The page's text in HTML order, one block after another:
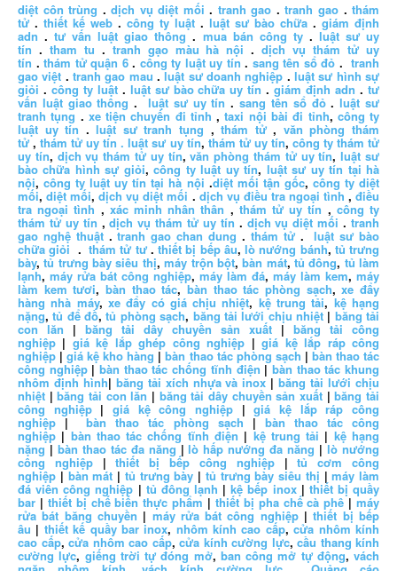
diệt côn trùng .dịch vụ diệt mối . tranh gao .tranh gao .thám
tử . thiết kế web . công ty luật . luật sư bào chữa . giám định
adn .tư vấn luật giao thông . mua bán công ty. luật sư uy
tín . tham tu . tranh gạo màu hà nội .dịch vụ thám tử uy
tín .thám tử quận 6. công ty luật uy tín . sang tên sổ đỏ .tranh
gao việt .tranh gao mau .luật sư doanh nghiệp .luật sư hình sự
giỏi . công ty luật. luật sư bào chữa uy tín .giám định adn .tư
vấn luật giao thông . luật sư uy tín .sang tên sổ đỏ.luật sư
tranh tụng . xe tiện chuyến đi tỉnh ,taxi nội bài đi tỉnh, công ty
luật uy tín .luật sư tranh tụng ,thám tử, văn phòng thám
tử ,thám tử uy tín . luật sư uy tín, thám tử uy tín, công ty thám tử
uy tín, dịch vụ thám tử uy tín,văn phòng thám tử uy tín,luật sư
bào chữa hình sự giỏi,công ty luật uy tín, luật sư uy tín tại hà
nội,công ty luật uy tín tại hà nội .diệt mối tận gốc, công ty diệt
mối,diệt mối,dịch vụ diệt mối . dịch vụ điều tra ngoại tình ,điều
tra ngoại tình , xác minh nhân thân , thám tử uy tín , công ty
thám tử uy tín ,dịch vụ thám tử uy tín . dịch vụ diệt mối .tranh
gao nghệ thuật.tranh gao chan dung . thám tử.luật sư bào
chữa giỏi .thám tử tư.thiết bị bếp âu,lò nướng bánh, tủ trưng
bày,tủ trưng bày siêu thị,máy trộn bột,bàn mát, tủ đông, tủ làm
lạnh, máy rửa bát công nghiệp, máy làm đá, máy làm kem, máy
làm kem tươi,bàn thao tác,bàn thao tác phòng sạch,xe đẩy
hàng nhà máy, xe đẩy có giá chịu nhiệt, kệ trung tải, kệ hạng
nặng,tủ để đồ,tủ phòng sạch, băng tải lưới chịu nhiệt| băng tải
con lăn | băng tải dây chuyền sản xuất | băng tải công
nghiệp | giá kệ lắp ghép công nghiệp |giá kệ lắp ráp công
nghiệp |giá kệ kho hàng |bàn thao tác phòng sạch | bàn thao tác
công nghiệp|bàn thao tác chống tĩnh điện | bàn thao tác khung
nhôm định hình| băng tải xích nhựa và inox |băng tải lưới chịu
nhiệt |băng tải con lăn | băng tải dây chuyền sản xuất |băng tải
công nghiệp|giá kệ công nghiệp |giá kệ lắp ráp công
nghiệp |bàn thao tác phòng sạch | bàn thao tác công
nghiệp | bàn thao tác chống tĩnh điện | kệ trung tải | kệ hạng
nặng | bàn thao tác đa năng |lò hấp nướng đa năng |lò nướng
công nghiệp|thiết bị bếp công nghiệp|tủ cơm công
nghiệp | bàn mát | tủ trưng bày | tủ trưng bày siêu thị |máy làm
đá viên công nghiệp | tủ đông lạnh |kệ bếp inox| thiết bị quầy
bar | thiết bị chế biến thực phẩm | thiết bị pha chế cà phê | máy
rửa bát băng chuyền | máy rửa bát công nghiệp|thiết bị bếp
âu | thiết kế quầy bar inox, nhôm kính cao cấp,cửa nhôm kính
cao cấp, cửa nhôm cao cấp, cửa kính cường lực, cầu thang kính
cường lực, giếng trời tự đóng mở, ban công mở tự động, vách